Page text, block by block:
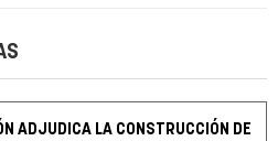
ADJUDICA LA CONSTRUCCIÓN DE